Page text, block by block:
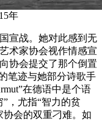
年
宣战。她对此感到无
术家协会视作情感宣
协会提交了那个倒置
笔迹与她部分诗歌手
在德语中是个语
，尤指“智力的贫
协会的双重刁难。如